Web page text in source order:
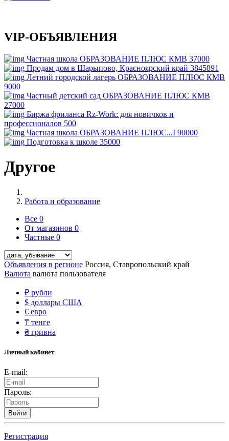
VIP-ОБЪЯВЛЕНИЯ
Частная школа ОБРАЗОВАНИЕ ПЛЮС КМВ 37000
Продам дом в Шарыпово, Красноярский край 3845891
Летний городской лагерь ОБРАЗОВАНИЕ ПЛЮС КМВ
9000
Частный детский сад ОБРАЗОВАНИЕ ПЛЮС КМВ
27000
Биржа фриланса Rz-Work: для новичков и
профессионалов 500
Частная школа ОБРАЗОВАНИЕ ПЛЮС...I 90000
Подготовка к школе 35000
Другое
Работа и образование
Все 0
От магазинов 0
Частные 0
Объявления в регионе Россия, Ставропольский край
Валюта валюта пользователя
₽ рубли
$ доллары США
€ евро
₸ тенге
₴ гривна
Личный кабинет
E-mail:
Пароль:
Войти
Регистрация